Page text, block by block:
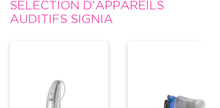
SÉLECTION D'APPAREILS
AUDITIFS SIGNIA